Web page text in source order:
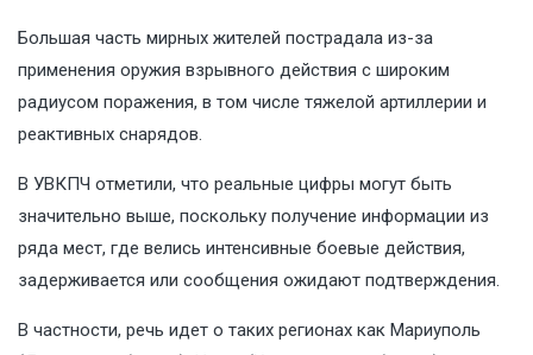
Большая часть мирных жителей пострадала из-за
применения оружия взрывного действия с широким
радиусом поражения, в том числе тяжелой артиллерии и
реактивных снарядов.
В УВКПЧ отметили, что реальные цифры могут быть
значительно выше, поскольку получение информации из
ряда мест, где велись интенсивные боевые действия,
задерживается или сообщения ожидают подтверждения.
В частности, речь идет о таких регионах как Мариуполь